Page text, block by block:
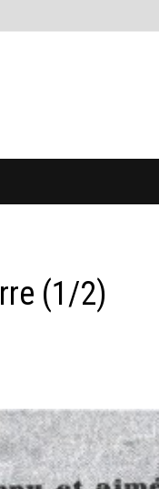
(1/2)